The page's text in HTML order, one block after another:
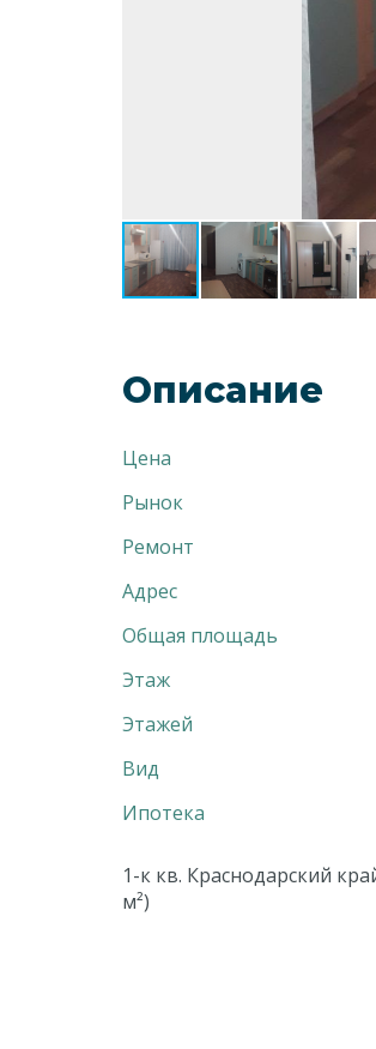
Описание
Цена
Рынок
Ремонт
Адрес
Общая площадь
Этаж
Этажей
Вид
Ипотека
1-к кв. Краснодарский
м²)